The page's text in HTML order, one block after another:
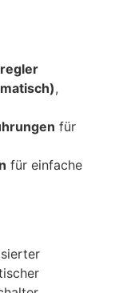
,
für
für einfache